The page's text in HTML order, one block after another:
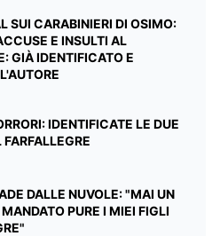
SUI CARABINIERI DI OSIMO:
E INSULTI AL
GIÀ IDENTIFICATO E
IDENTIFICATE LE DUE
DALLE NUVOLE: "MAI UN
PURE I MIEI FIGLI